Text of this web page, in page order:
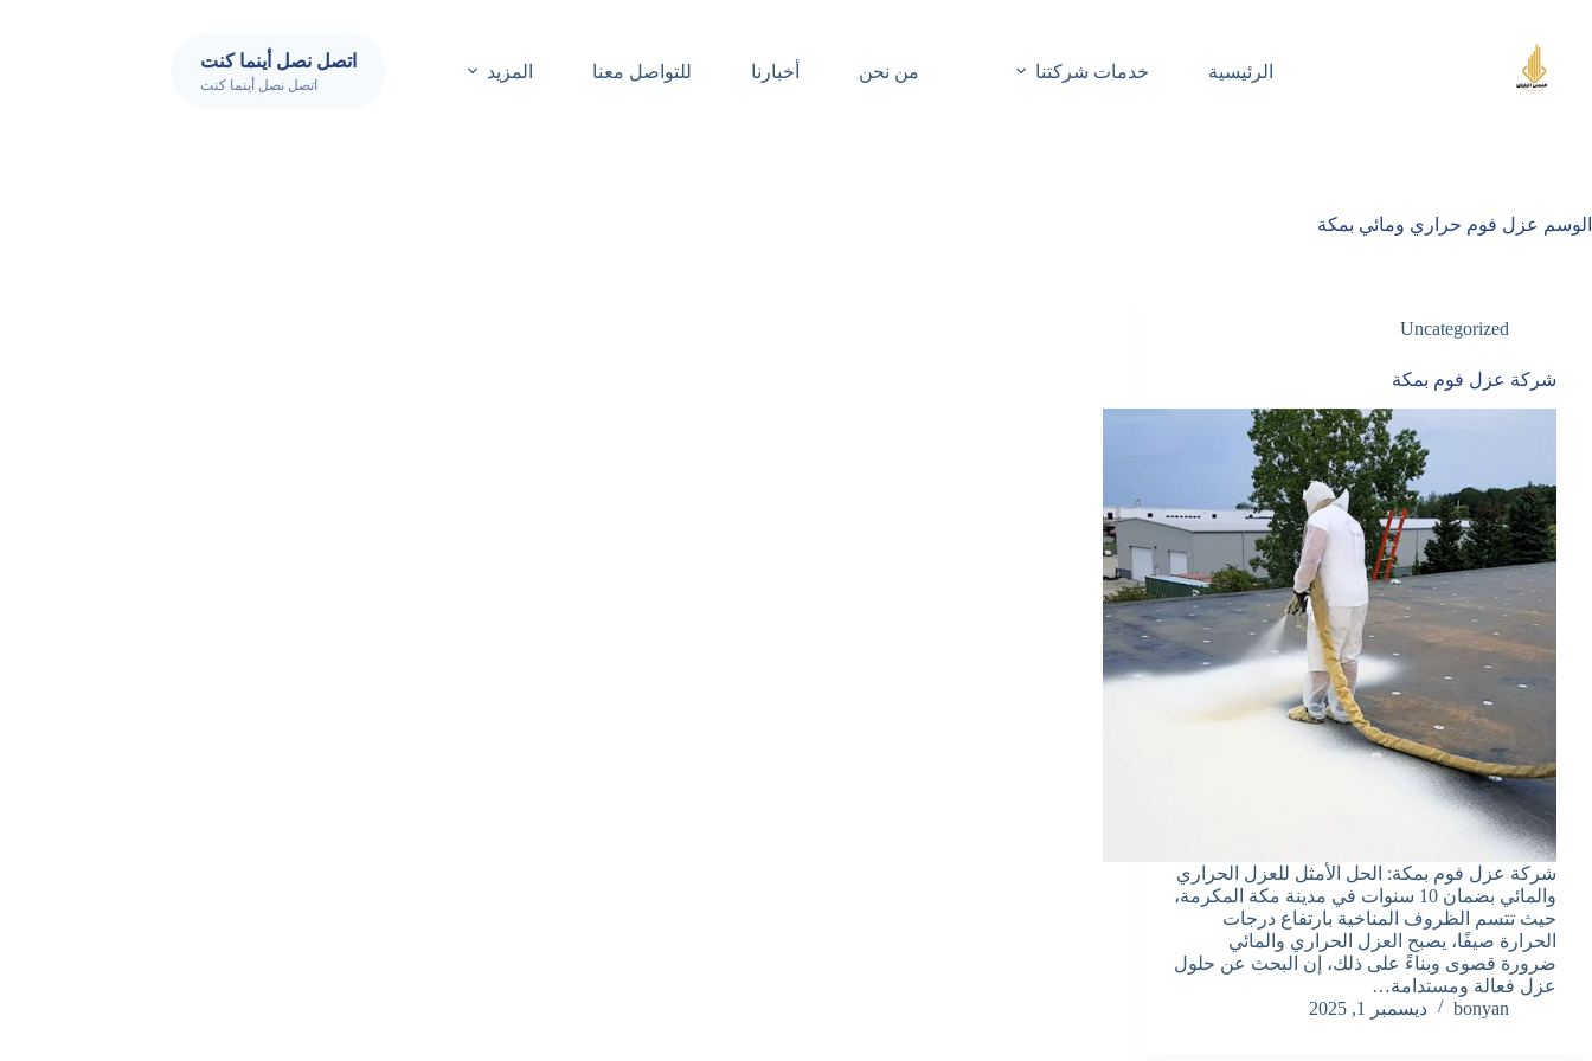
المحتوى
الرئيسية خدمات شركتنا من نحن أخبارنا للتواصل معنا المزيد اتصل نصل أينما كنت
اتصل نصل أينما كنت
الوسم عزل فوم حراري ومائي بمكة
Uncategorized
شركة عزل فوم بمكة
شركة عزل فوم بمكة: الحل الأمثل للعزل الحراري
والمائي بضمان 10 سنوات في مدينة مكة المكرمة،
حيث تتسم الظروف المناخية بارتفاع درجات
الحرارة صيفًا، يصبح العزل الحراري والمائي
ضرورة قصوى وبناءً على ذلك، إن البحث عن حلول
عزل فعالة ومستدامة…
bonyan
ديسمبر 1, 2025